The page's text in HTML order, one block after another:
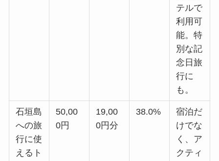
テルで
利用可
能。特
別な記
念日旅
行に
も。
石垣島
への旅
行に使
えるト
50,00
0円
19,00
0円分
38.0%
宿泊だ
けでな
く、ア
クティ